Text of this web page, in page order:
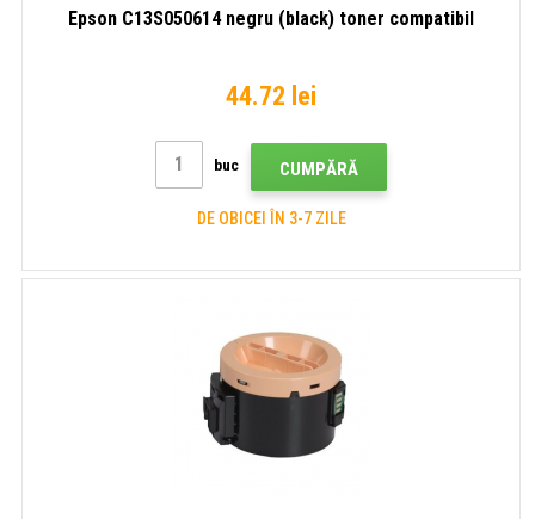
Epson C13S050614 negru (black) toner compatibil
44.72 lei
buc CUMPĂRĂ
DE OBICEI ÎN 3-7 ZILE